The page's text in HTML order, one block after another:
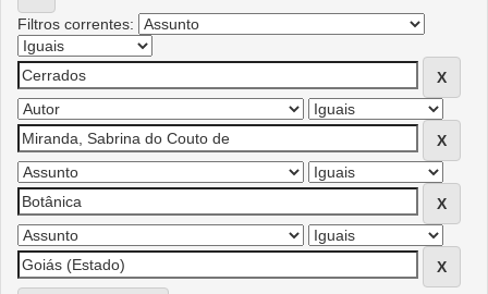
Filtros correntes: